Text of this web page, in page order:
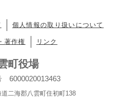
個人情報の取り扱いについて
著作権 リンク
町役場
6000020013463
二海郡八雲町住初町138